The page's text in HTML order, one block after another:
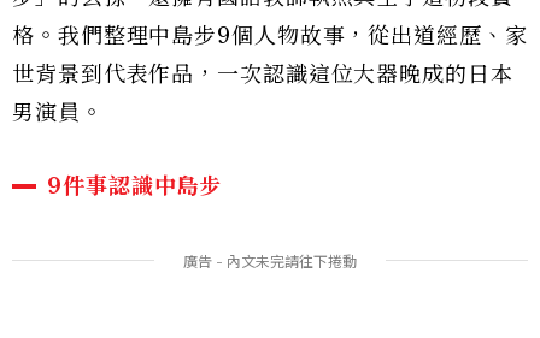
格。我們整理中島步9個人物故事，從出道經歷、家
世背景到代表作品，一次認識這位大器晚成的日本
男演員。
9件事認識中島步